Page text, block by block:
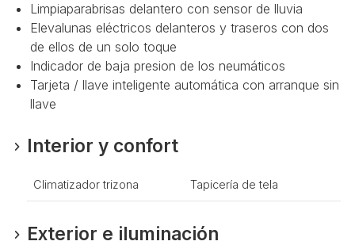
Limpiaparabrisas delantero con sensor de lluvia
Elevalunas eléctricos delanteros y traseros con dos
de ellos de un solo toque
Indicador de baja presion de los neumáticos
Tarjeta / llave inteligente automática con arranque sin
llave
Interior y confort
Climatizador trizona Tapicería de tela
Exterior e iluminación